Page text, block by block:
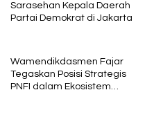
Sarasehan Kepala Daerah
Partai Demokrat di Jakarta
Wamendikdasmen Fajar
Tegaskan Posisi Strategis
PNFI dalam Ekosistem